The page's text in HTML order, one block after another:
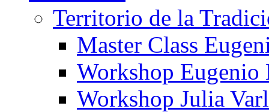
Territorio de la
Master Class
Workshop Eugenio
Workshop Julia